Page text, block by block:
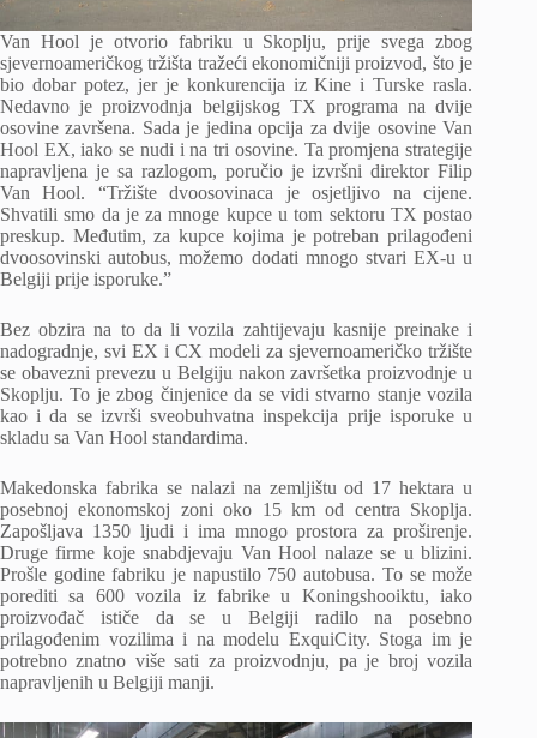
Van Hool je otvorio fabriku u Skoplju, prije svega zbog
sjevernoameričkog tržišta tražeći ekonomičniji proizvod, što je
bio dobar potez, jer je konkurencija iz Kine i Turske rasla.
Nedavno je proizvodnja belgijskog TX programa na dvije
osovine završena. Sada je jedina opcija za dvije osovine Van
Hool EX, iako se nudi i na tri osovine. Ta promjena strategije
napravljena je sa razlogom, poručio je izvršni direktor Filip
Van Hool. “Tržište dvoosovinaca je osjetljivo na cijene.
Shvatili smo da je za mnoge kupce u tom sektoru TX postao
preskup. Međutim, za kupce kojima je potreban prilagođeni
dvoosovinski autobus, možemo dodati mnogo stvari EX-u u
Belgiji prije isporuke.”
Bez obzira na to da li vozila zahtijevaju kasnije preinake i
nadogradnje, svi EX i CX modeli za sjevernoameričko tržište
se obavezni prevezu u Belgiju nakon završetka proizvodnje u
Skoplju. To je zbog činjenice da se vidi stvarno stanje vozila
kao i da se izvrši sveobuhvatna inspekcija prije isporuke u
skladu sa Van Hool standardima.
Makedonska fabrika se nalazi na zemljištu od 17 hektara u
posebnoj ekonomskoj zoni oko 15 km od centra Skoplja.
Zapošljava 1350 ljudi i ima mnogo prostora za proširenje.
Druge firme koje snabdjevaju Van Hool nalaze se u blizini.
Prošle godine fabriku je napustilo 750 autobusa. To se može
porediti sa 600 vozila iz fabrike u Koningshooiktu, iako
proizvođač ističe da se u Belgiji radilo na posebno
prilagođenim vozilima i na modelu ExquiCity. Stoga im je
potrebno znatno više sati za proizvodnju, pa je broj vozila
napravljenih u Belgiji manji.